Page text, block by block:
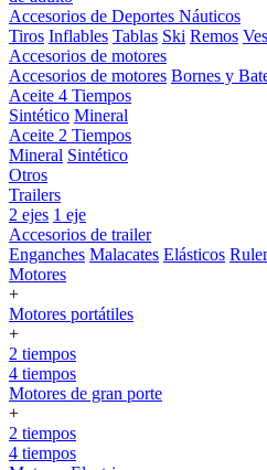
Accesorios de Deportes Náuticos
Tiros Inflables Tablas Ski Remos
Accesorios de motores
Accesorios de motores Bornes y
Aceite 4 Tiempos
Sintético Mineral
Aceite 2 Tiempos
Mineral Sintético
Otros
Trailers
2 ejes 1 eje
Accesorios de trailer
Enganches Malacates Elásticos
Motores
+
Motores portátiles
+
2 tiempos
4 tiempos
Motores de gran porte
+
2 tiempos
4 tiempos